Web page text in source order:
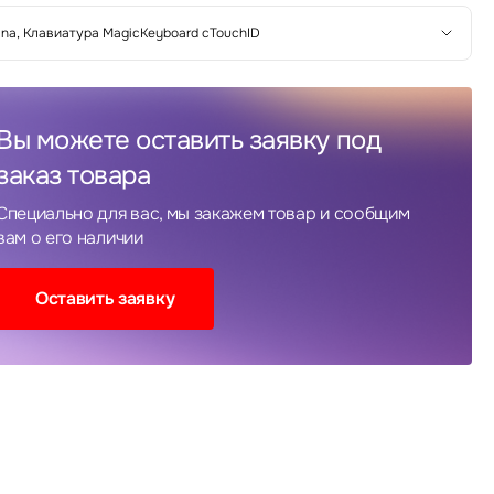
Клавиатура MagicKeyboard сTouchID
можете оставить заявку под
товара
для вас, мы закажем товар и сообщим
о его наличии
Оставить заявку